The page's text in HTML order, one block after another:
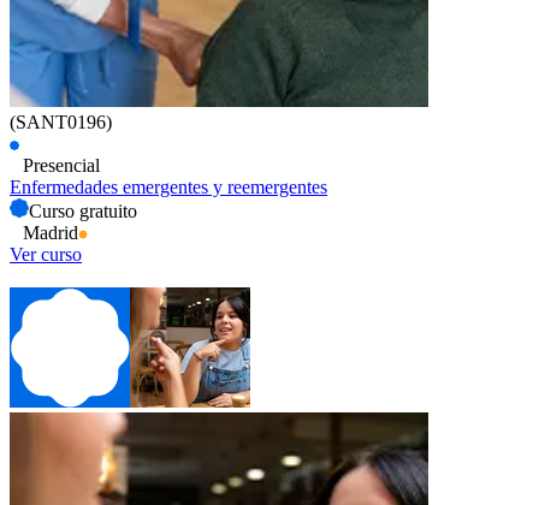
(SANT0196)
Presencial
Enfermedades emergentes y reemergentes
Curso gratuito
Madrid
Ver curso